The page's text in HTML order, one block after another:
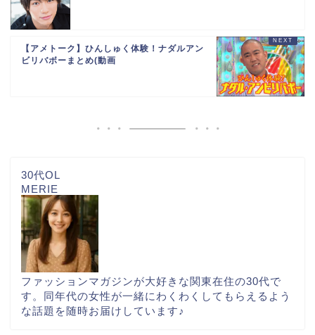
【アメトーク】ひんしゅく体験！ナダルアン
ビリバボーまとめ(動画
30代OL
MERIE
ファッションマガジンが大好きな関東在住の30代で
す。同年代の女性が一緒にわくわくしてもらえるよう
な話題を随時お届けしています♪